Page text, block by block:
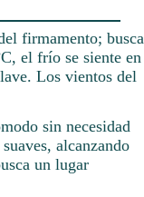
firmamento; busca
el frío se siente en
Los vientos del
sin necesidad
alcanzando
un lugar